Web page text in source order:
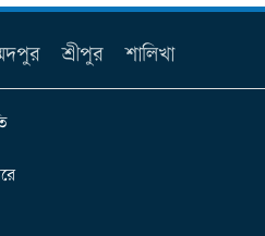
শ্রীপুর শালিখা